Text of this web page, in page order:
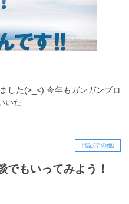
した(>_<) 今年もガンガンブロ
いた…
日記(その他)
でもいってみよう！